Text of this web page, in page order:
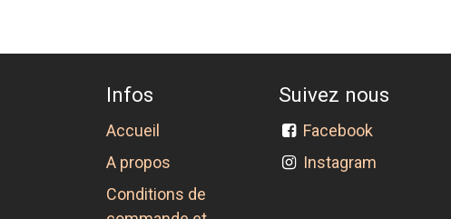
Infos
Accueil
A propos
Conditions de
Suivez nous
Facebook
Instagram